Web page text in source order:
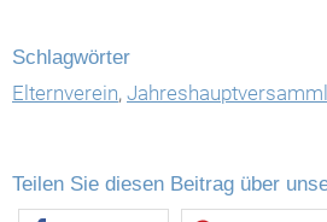
Schlagwörter
Elternverein,
Teilen Sie diesen Beitrag über